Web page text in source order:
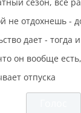
не отдохнешь -
дает - тогда
он вообще
отпуска